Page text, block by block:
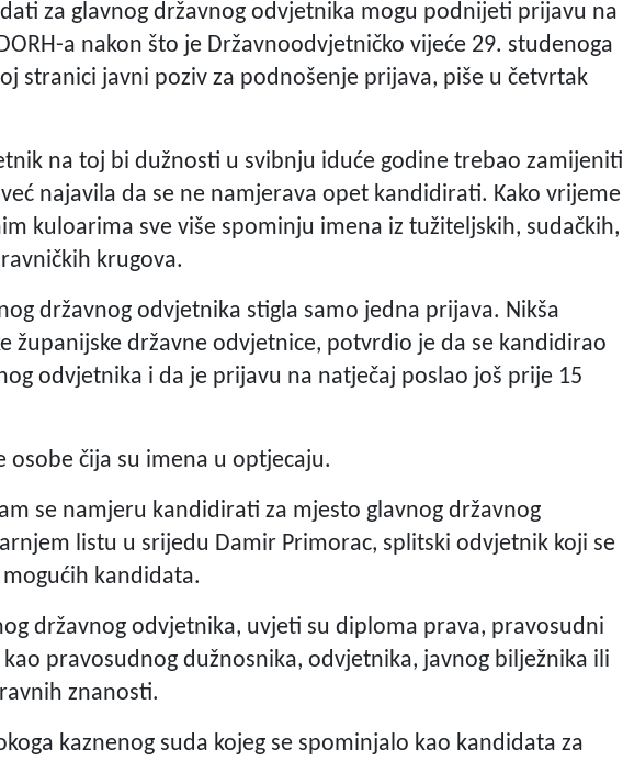
za glavnog državnog odvjetnika mogu podnijeti prijavu na
a nakon što je Državnoodvjetničko vijeće 29. studenoga
stranici javni poziv za podnošenje prijava, piše u četvrtak
na toj bi dužnosti u svibnju iduće godine trebao zamijeniti
najavila da se ne namjerava opet kandidirati. Kako vrijeme
kuloarima sve više spominju imena iz tužiteljskih, sudačkih,
krugova.
državnog odvjetnika stigla samo jedna prijava. Nikša
županijske državne odvjetnice, potvrdio je da se kandidirao
odvjetnika i da je prijavu na natječaj poslao još prije 15
osobe čija su imena u optjecaju.
se namjeru kandidirati za mjesto glavnog državnog
listu u srijedu Damir Primorac, splitski odvjetnik koji se
kandidata.
državnog odvjetnika, uvjeti su diploma prava, pravosudni
pravosudnog dužnosnika, odvjetnika, javnog bilježnika ili
znanosti.
kaznenog suda kojeg se spominjalo kao kandidata za